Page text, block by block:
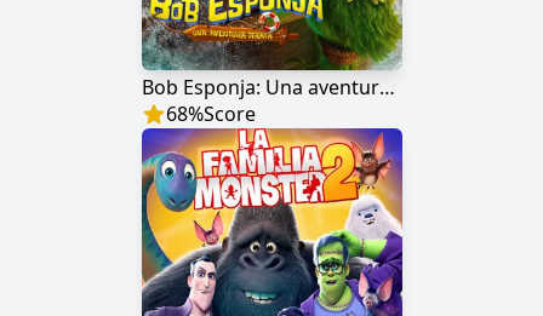
Bob Esponja: Una aventura pirata
68%Score